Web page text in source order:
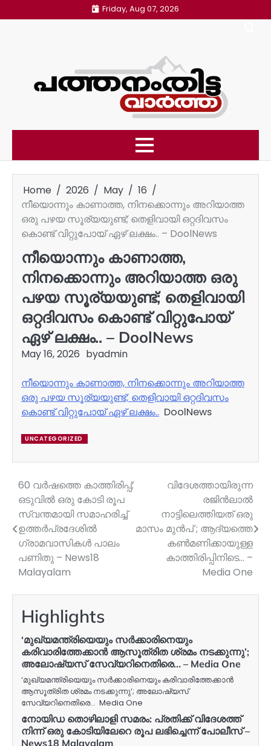
to
Friday, Aug 07, 2026
Home 2026 May
16
നീയൊന്നും കാണാത്ത, നിനക്കൊന്നും അറിയാത്ത
ഒരു പഴയ സൂര്യയുണ്ട്; തെളിവായി ഒറ്റദിവസം
കൊണ്ട് വിറ്റുപോയ് ഏഴ് ലക്ഷം.. – DoolNews
നീയൊന്നും കാണാത്ത,
നിനക്കൊന്നും അറിയാത്ത ഒരു
പഴയ സൂര്യയുണ്ട്; തെളിവായി
ഒറ്റദിവസം കൊണ്ട് വിറ്റുപോയ്
ഏഴ് ലക്ഷം.. – DoolNews
May 16, 2026 byadmin
നീയൊന്നും കാണാത്ത, നിനക്കൊന്നും അറിയാത്ത
ഒരു പഴയ സൂര്യയുണ്ട്; തെളിവായി ഒറ്റദിവസം
കൊണ്ട് വിറ്റുപോയ് ഏഴ് ലക്ഷം.. DoolNews
UNCATEGORIZED
Post
navigation
60 വർഷത്തെ കാത്തിരിപ്പ്;
ഒടുവിൽ ഒരു കോടി രൂപ
സ്വന്തമായി സമാഹരിച്ച്
ഉത്തർപ്രദേശിൽ
ഗ്രാമവാസികൾ പാലം
പണിതു – News18
Malayalam
വിദേശത്തായിരുന്ന
രജിൻലാൽ
നാട്ടിലെത്തിയത് ഒരു
മാസം മുൻപ് ; ആദ്യത്തെ
കൺമണിക്കായുള്ള
കാത്തിരിപ്പിനിടെ… –
Media One
Highlights
‘മുഖ്യമന്ത്രിയെയും സർക്കാരിനെയും
കരിവാരിത്തേക്കാൻ ആസൂത്രിത ശ്രമം നടക്കുന്നു’;
അലോഷ്യസ് സേവ്യറിനെതിരെ… – Media One
‘മുഖ്യമന്ത്രിയെയും സർക്കാരിനെയും കരിവാരിത്തേക്കാൻ
ആസൂത്രിത ശ്രമം നടക്കുന്നു’; അലോഷ്യസ്
സേവ്യറിനെതിരെ… Media One
നോയിഡ തൊഴിലാളി സമരം: പ്രതിക്ക് വിദേശത്ത്
നിന്ന് ഒരു കോടിയിലേറെ രൂപ ലഭിച്ചെന്ന് പോലീസ് –
News18 Malayalam